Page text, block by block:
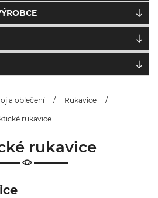
a oblečení / Rukavice /
rukavice
rukavice